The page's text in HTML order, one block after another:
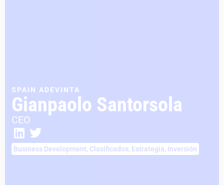
SPAIN ADEVINTA
Gianpaolo Santorsola
CEO
Business Development, Clasificados, Estrategia, Inversión